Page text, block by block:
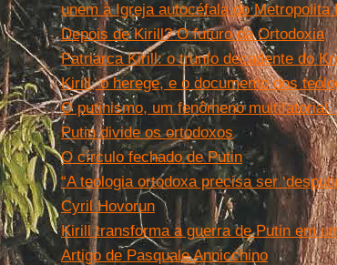
unem à Igreja autocéfala do Metropolita
Depois de Kirill? O futuro da Ortodoxia
Patriarca Kirill: o trunfo decadente do
Kirill, o herege, e o documento dos
O putinismo, um fenômeno
Putin divide os ortodoxos
O círculo fechado de Putin
“A teologia ortodoxa precisa ser
Cyril Hovorun
Kirill transforma a guerra de Putin em
Artigo de Pasquale Annicchino